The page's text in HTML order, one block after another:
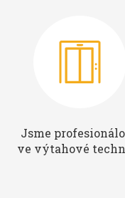
Jsme
ve výtahové